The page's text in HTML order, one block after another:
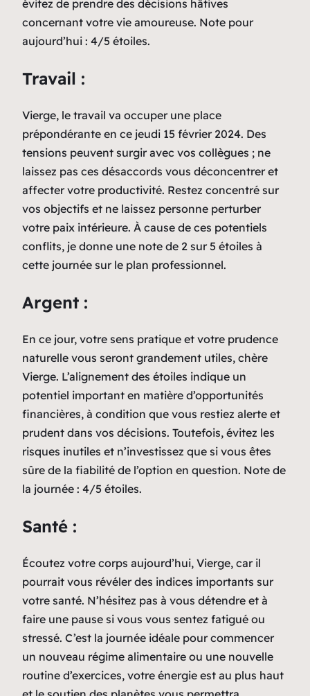
évitez de prendre des décisions hâtives
concernant votre vie amoureuse. Note pour
aujourd’hui : 4/5 étoiles.
Travail :
Vierge, le travail va occuper une place
prépondérante en ce jeudi 15 février 2024. Des
tensions peuvent surgir avec vos collègues ; ne
laissez pas ces désaccords vous déconcentrer et
affecter votre productivité. Restez concentré sur
vos objectifs et ne laissez personne perturber
votre paix intérieure. À cause de ces potentiels
conflits, je donne une note de 2 sur 5 étoiles à
cette journée sur le plan professionnel.
Argent :
En ce jour, votre sens pratique et votre prudence
naturelle vous seront grandement utiles, chère
Vierge. L’alignement des étoiles indique un
potentiel important en matière d’opportunités
financières, à condition que vous restiez alerte et
prudent dans vos décisions. Toutefois, évitez les
risques inutiles et n’investissez que si vous êtes
sûre de la fiabilité de l’option en question. Note de
la journée : 4/5 étoiles.
Santé :
Écoutez votre corps aujourd’hui, Vierge, car il
pourrait vous révéler des indices importants sur
votre santé. N’hésitez pas à vous détendre et à
faire une pause si vous vous sentez fatigué ou
stressé. C’est la journée idéale pour commencer
un nouveau régime alimentaire ou une nouvelle
routine d’exercices, votre énergie est au plus haut